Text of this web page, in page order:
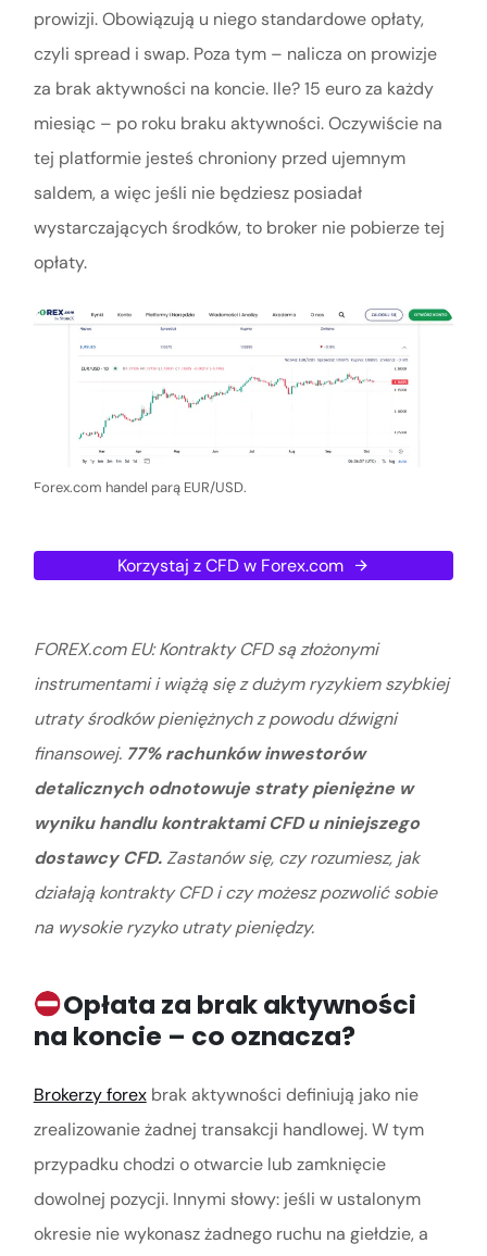
prowizji. Obowiązują u niego standardowe opłaty,
czyli spread i swap. Poza tym – nalicza on prowizje
za brak aktywności na koncie. Ile? 15 euro za każdy
miesiąc – po roku braku aktywności. Oczywiście na
tej platformie jesteś chroniony przed ujemnym
saldem, a więc jeśli nie będziesz posiadał
wystarczających środków, to broker nie pobierze tej
opłaty.
Forex.com handel parą EUR/USD.
Korzystaj z CFD w Forex.com
FOREX.com EU: Kontrakty CFD są złożonymi
instrumentami i wiążą się z dużym ryzykiem szybkiej
utraty środków pieniężnych z powodu dźwigni
finansowej. 77% rachunków inwestorów
detalicznych odnotowuje straty pieniężne w
wyniku handlu kontraktami CFD u niniejszego
dostawcy CFD.Zastanów się, czy rozumiesz, jak
działają kontrakty CFD i czy możesz pozwolić sobie
na wysokie ryzyko utraty pieniędzy.
Opłata za brak aktywności
na koncie – co oznacza?
Brokerzy forexbrak aktywności definiują jako nie
zrealizowanie żadnej transakcji handlowej. W tym
przypadku chodzi o otwarcie lub zamknięcie
dowolnej pozycji. Innymi słowy: jeśli w ustalonym
okresie nie wykonasz żadnego ruchu na giełdzie, a